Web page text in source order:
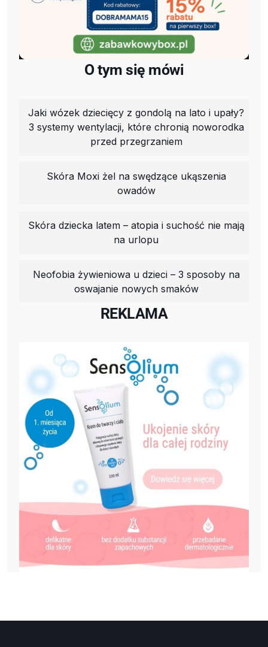
O tym się mówi
Jaki wózek dziecięcy z gondolą na lato i upały?
3 systemy wentylacji, które chronią noworodka
przed przegrzaniem
Skóra Moxi żel na swędzące ukąszenia
owadów
Skóra dziecka latem – atopia i suchość nie mają
na urlopu
Neofobia żywieniowa u dzieci – 3 sposoby na
oswajanie nowych smaków
REKLAMA